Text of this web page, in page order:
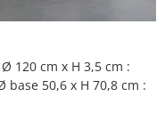
120 cm x H 3,5 cm :
50,6 x H 70,8 cm :